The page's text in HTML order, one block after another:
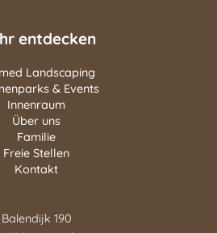
entdecken
Landscaping
& Events
Innenraum
Über uns
Familie
Freie Stellen
Kontakt
Balendijk 190